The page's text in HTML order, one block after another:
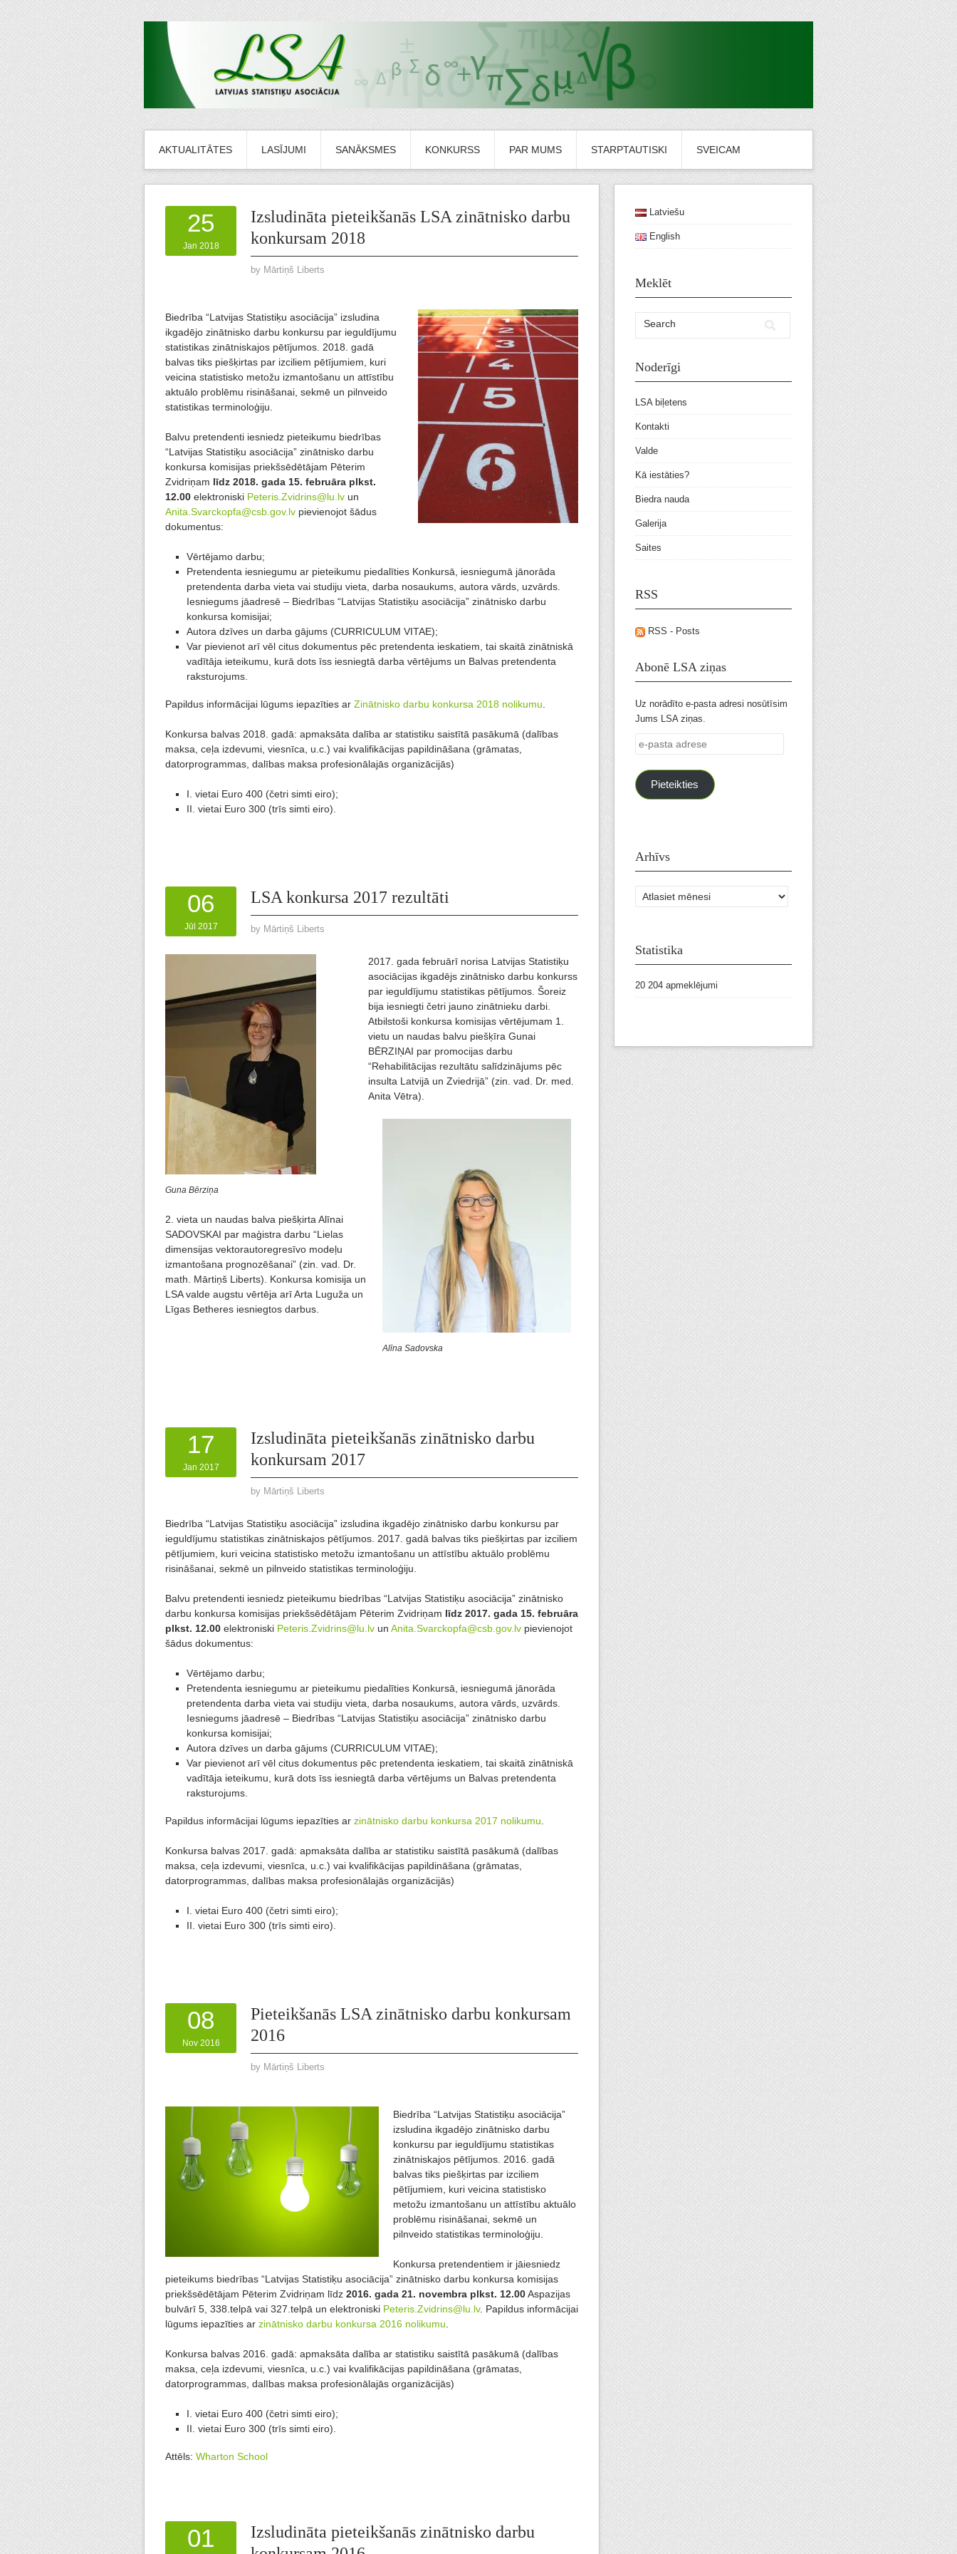
AKTUALITĀTES LASĪJUMI SANĀKSMES KONKURSS PAR MUMS STARPTAUTISKI SVEICAM
25
Jan 2018
Izsludināta pieteikšanās LSA zinātnisko darbu
konkursam 2018
by Mārtiņš Liberts
Biedrība “Latvijas Statistiķu asociācija” izsludina
ikgadējo zinātnisko darbu konkursu par ieguldījumu
statistikas zinātniskajos pētījumos. 2018. gadā
balvas tiks piešķirtas par izciliem pētījumiem, kuri
veicina statistisko metožu izmantošanu un attīstību
aktuālo problēmu risināšanai, sekmē un pilnveido
statistikas terminoloģiju.
Balvu pretendenti iesniedz pieteikumu biedrības
“Latvijas Statistiķu asociācija” zinātnisko darbu
konkursa komisijas priekšsēdētājam Pēterim
Zvidriņam līdz 2018. gada 15. februāra plkst.
12.00 elektroniski Peteris.Zvidrins@lu.lv un
Anita.Svarckopfa@csb.gov.lv pievienojot šādus
dokumentus:
Vērtējamo darbu;
Pretendenta iesniegumu ar pieteikumu piedalīties Konkursā, iesniegumā jānorāda
pretendenta darba vieta vai studiju vieta, darba nosaukums, autora vārds, uzvārds.
Iesniegums jāadresē – Biedrības “Latvijas Statistiķu asociācija” zinātnisko darbu
konkursa komisijai;
Autora dzīves un darba gājums (CURRICULUM VITAE);
Var pievienot arī vēl citus dokumentus pēc pretendenta ieskatiem, tai skaitā zinātniskā
vadītāja ieteikumu, kurā dots īss iesniegtā darba vērtējums un Balvas pretendenta
raksturojums.
Papildus informācijai lūgums iepazīties ar Zinātnisko darbu konkursa 2018 nolikumu
Konkursa balvas 2018. gadā: apmaksāta dalība ar statistiku saistītā pasākumā (dalības
maksa, ceļa izdevumi, viesnīca, u.c.) vai kvalifikācijas papildināšana (grāmatas,
datorprogrammas, dalības maksa profesionālajās organizācijās)
I. vietai Euro 400 (četri simti eiro);
II. vietai Euro 300 (trīs simti eiro).
06
Jūl 2017
LSA konkursa 2017 rezultāti
by Mārtiņš Liberts
Guna Bērziņa
2017. gada februārī norisa Latvijas Statistiķu
asociācijas ikgadējs zinātnisko darbu konkurss
par ieguldījumu statistikas pētījumos. Šoreiz
bija iesniegti četri jauno zinātnieku darbi.
Atbilstoši konkursa komisijas vērtējumam 1.
vietu un naudas balvu piešķīra Gunai
BĒRZIŅAI par promocijas darbu
“Rehabilitācijas rezultātu salīdzinājums pēc
insulta Latvijā un Zviedrijā” (zin. vad. Dr. med.
Anita Vētra).
Alīna Sadovska
2. vieta un naudas balva piešķirta Alīnai
SADOVSKAI par maģistra darbu “Lielas
dimensijas vektorautoregresīvo modeļu
izmantošana prognozēšanai” (zin. vad. Dr.
math. Mārtiņš Liberts). Konkursa komisija un
LSA valde augstu vērtēja arī Arta Luguža un
Līgas Betheres iesniegtos darbus.
17
Jan 2017
Izsludināta pieteikšanās zinātnisko darbu
konkursam 2017
by Mārtiņš Liberts
Biedrība “Latvijas Statistiķu asociācija” izsludina ikgadējo zinātnisko darbu konkursu par
ieguldījumu statistikas zinātniskajos pētījumos. 2017. gadā balvas tiks piešķirtas par izciliem
pētījumiem, kuri veicina statistisko metožu izmantošanu un attīstību aktuālo problēmu
risināšanai, sekmē un pilnveido statistikas terminoloģiju.
Balvu pretendenti iesniedz pieteikumu biedrības “Latvijas Statistiķu asociācija” zinātnisko
darbu konkursa komisijas priekšsēdētājam Pēterim Zvidriņam līdz 2017. gada 15. februāra
plkst. 12.00 elektroniski Peteris.Zvidrins@lu.lv un Anita.Svarckopfa@csb.gov.lv pievienojot
šādus dokumentus:
Vērtējamo darbu;
Pretendenta iesniegumu ar pieteikumu piedalīties Konkursā, iesniegumā jānorāda
pretendenta darba vieta vai studiju vieta, darba nosaukums, autora vārds, uzvārds.
Iesniegums jāadresē – Biedrības “Latvijas Statistiķu asociācija” zinātnisko darbu
konkursa komisijai;
Autora dzīves un darba gājums (CURRICULUM VITAE);
Var pievienot arī vēl citus dokumentus pēc pretendenta ieskatiem, tai skaitā zinātniskā
vadītāja ieteikumu, kurā dots īss iesniegtā darba vērtējums un Balvas pretendenta
raksturojums.
Papildus informācijai lūgums iepazīties ar zinātnisko darbu konkursa 2017 nolikumu
Konkursa balvas 2017. gadā: apmaksāta dalība ar statistiku saistītā pasākumā (dalības
maksa, ceļa izdevumi, viesnīca, u.c.) vai kvalifikācijas papildināšana (grāmatas,
datorprogrammas, dalības maksa profesionālajās organizācijās)
I. vietai Euro 400 (četri simti eiro);
II. vietai Euro 300 (trīs simti eiro).
08
Nov 2016
Pieteikšanās LSA zinātnisko darbu konkursam
2016
by Mārtiņš Liberts
Biedrība “Latvijas Statistiķu asociācija”
izsludina ikgadējo zinātnisko darbu
konkursu par ieguldījumu statistikas
zinātniskajos pētījumos. 2016. gadā
balvas tiks piešķirtas par izciliem
pētījumiem, kuri veicina statistisko
metožu izmantošanu un attīstību aktuālo
problēmu risināšanai, sekmē un
pilnveido statistikas terminoloģiju.
Konkursa pretendentiem ir jāiesniedz
pieteikums biedrības “Latvijas Statistiķu asociācija” zinātnisko darbu konkursa komisijas
priekšsēdētājam Pēterim Zvidriņam līdz 2016. gada 21. novembra plkst. 12.00Aspazijas
bulvārī 5, 338.telpā vai 327.telpā un elektroniski Peteris.Zvidrins@lu.lv. Papildus informācijai
lūgums iepazīties ar zinātnisko darbu konkursa 2016 nolikumu
Konkursa balvas 2016. gadā: apmaksāta dalība ar statistiku saistītā pasākumā (dalības
maksa, ceļa izdevumi, viesnīca, u.c.) vai kvalifikācijas papildināšana (grāmatas,
datorprogrammas, dalības maksa profesionālajās organizācijās)
I. vietai Euro 400 (četri simti eiro);
II. vietai Euro 300 (trīs simti eiro).
Attēls: Wharton School
01
Izsludināta pieteikšanās zinātnisko darbu
Latviešu
English
Meklēt
Noderīgi
LSA biļetens
Kontakti
Valde
Kā iestāties?
Biedra nauda
Galerija
Saites
RSS
RSS - Posts
Abonē LSA ziņas
Uz norādīto e-pasta adresi nosūtīsim
Jums LSA ziņas.
e-
pasta
adrese
Pieteikties
Arhīvs
Arhīvs
Statistika
20 204 apmeklējumi